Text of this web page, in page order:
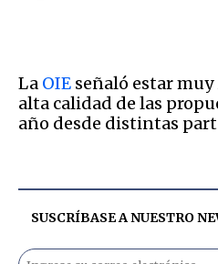
La OIE señaló estar
alta calidad de las
año desde distintas
SUSCRÍBASE A NUESTRO